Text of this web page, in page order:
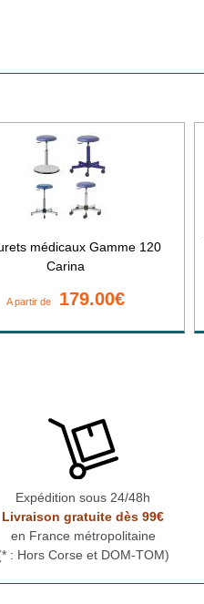
médicaux Gamme 120
Carina
A partir de 179.00€
Expédition sous 24/48h
Livraison gratuite dès 99€
en France métropolitaine
: Hors Corse et DOM-TOM)